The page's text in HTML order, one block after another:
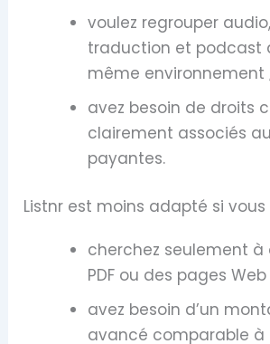
voulez regrouper
traduction et podcast
même environnement
avez besoin de droits
clairement associés
payantes.
Listnr est moins adapté si vous
cherchez seulement à
PDF ou des pages Web
avez besoin d’un
avancé comparable à